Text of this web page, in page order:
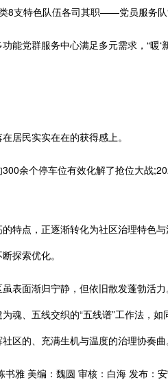
特色队伍各司其职——党员服务队“
党群服务中心满足多元需求，“暖‘
民实实在在的获得感上。
余个停车位有效化解了抢位大战
点，正逐渐转化为社区治理特色与
探索优化。
面渐归宁静，但依旧散发蓬勃活力
魂、五线交织的“五线谱”工作法，
区的、充满生机与温度的治理协奏曲
雅 美编：魏圆 审核：白海 发布：